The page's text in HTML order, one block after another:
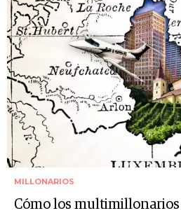
MILLONARIOS
Cómo los